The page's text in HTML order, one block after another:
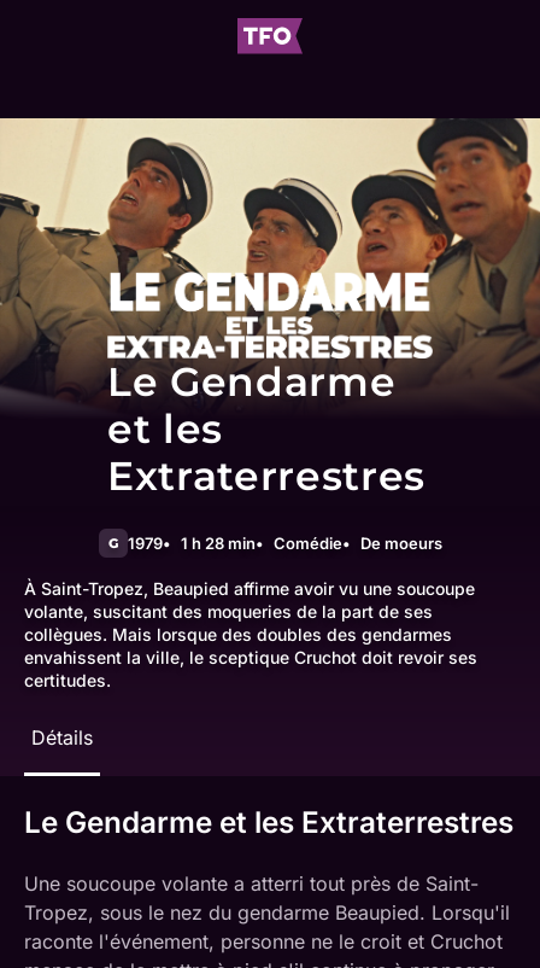
Le Gendarme
et les
Extraterrestres
G 1979 1 h 28 min Comédie De moeurs
À Saint-Tropez, Beaupied affirme avoir vu une soucoupe
volante, suscitant des moqueries de la part de ses
collègues. Mais lorsque des doubles des gendarmes
envahissent la ville, le sceptique Cruchot doit revoir ses
certitudes.
Détails
Le Gendarme et les Extraterrestres
Une soucoupe volante a atterri tout près de Saint-
Tropez, sous le nez du gendarme Beaupied. Lorsqu'il
raconte l'événement, personne ne le croit et Cruchot